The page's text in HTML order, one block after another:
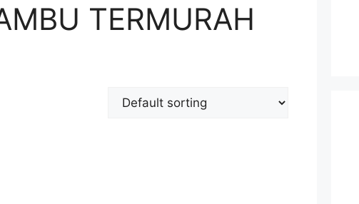
TERMURAH